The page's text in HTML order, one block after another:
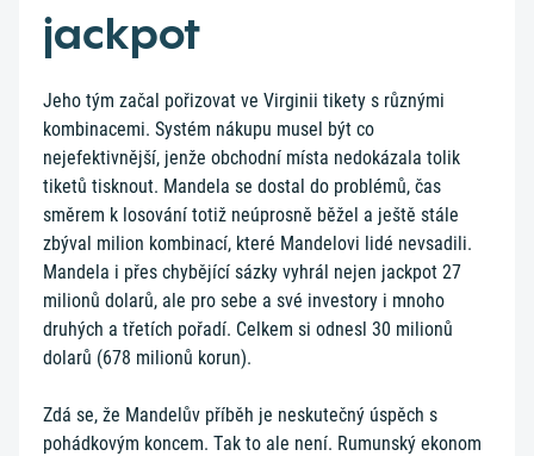
jackpot
Jeho tým začal pořizovat ve Virginii tikety s různými
kombinacemi. Systém nákupu musel být co
nejefektivnější, jenže obchodní místa nedokázala tolik
tiketů tisknout. Mandela se dostal do problémů, čas
směrem k losování totiž neúprosně běžel a ještě stále
zbýval milion kombinací, které Mandelovi lidé nevsadili.
Mandela i přes chybějící sázky vyhrál nejen jackpot 27
milionů dolarů, ale pro sebe a své investory i mnoho
druhých a třetích pořadí. Celkem si odnesl 30 milionů
dolarů (678 milionů korun).
Zdá se, že Mandelův příběh je neskutečný úspěch s
pohádkovým koncem. Tak to ale není. Rumunský ekonom